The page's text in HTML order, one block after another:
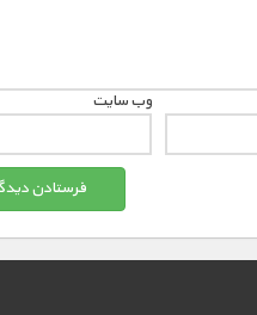
وب‌ سایت